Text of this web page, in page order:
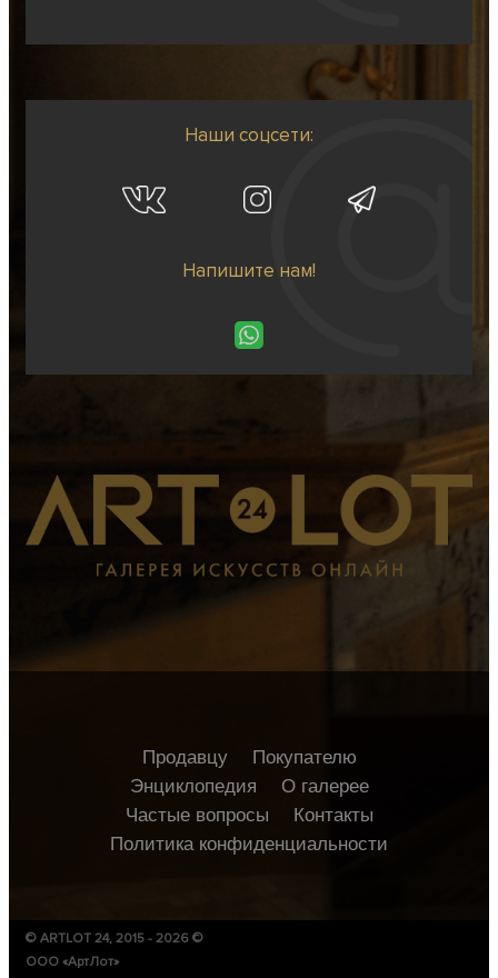
Наши соцсети:
Напишите нам!
Продавцу
Покупателю
Энциклопедия
О галерее
Частые вопросы
Контакты
Политика конфиденциальности
© ARTLOT 24, 2015 - 2026 ©
ООО «АртЛот»